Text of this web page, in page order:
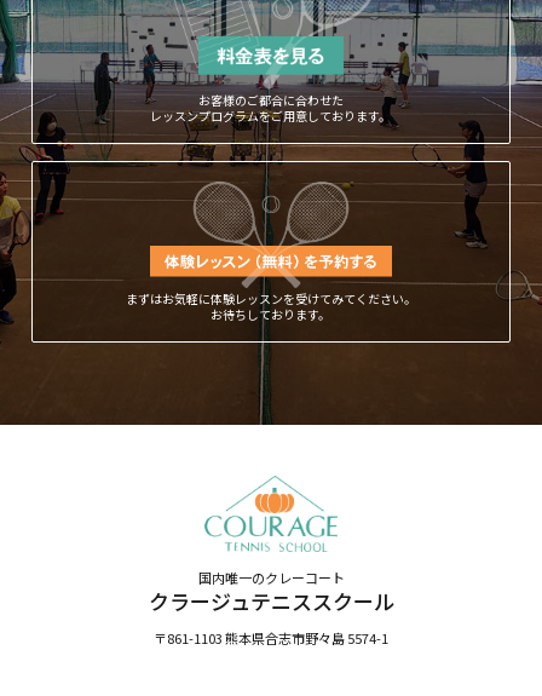
お客様のご都合に合わせた
レッスンプログラムをご用意しております。
まずはお気軽に体験レッスンを受けてみてください。
お待ちしております。
国内唯一のクレーコート
クラージュテニススクール
〒861-1103 熊本県合志市野々島 5574-1